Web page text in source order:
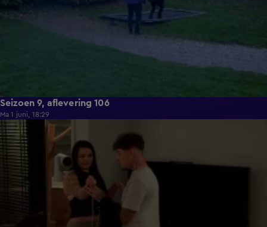
Seizoen 9, aflevering 106
Ma 1 juni, 18:29
22:23